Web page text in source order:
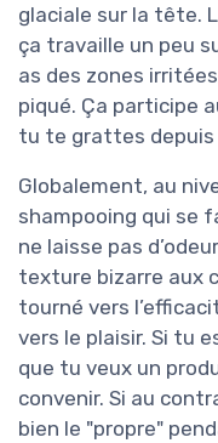
glaciale sur la tête.
ça travaille un peu
as des zones
piqué. Ça participe
tu te grattes depuis
Globalement, au
shampooing qui se
ne laisse pas
texture bizarre aux
tourné vers
vers le plaisir. Si tu
que tu veux un
convenir. Si au
bien le "propre"